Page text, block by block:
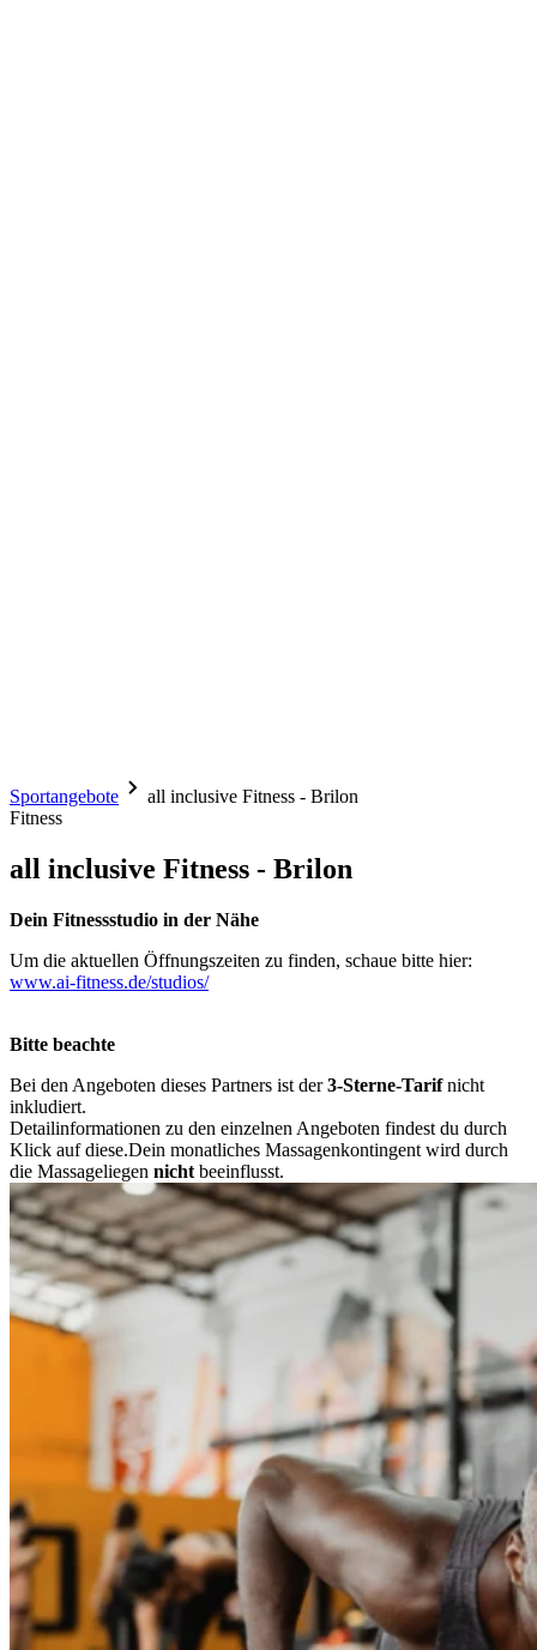
Sportangebote
all inclusive Fitness - Brilon
Fitness
all inclusive Fitness - Brilon
Dein Fitnessstudio in der Nähe
Um die aktuellen Öffnungszeiten zu finden, schaue bitte hier:
www.ai-fitness.de/studios/
Bitte beachte
Bei den Angeboten dieses Partners ist der3-Sterne-Tarifnicht
inkludiert.
Detailinformationen zu den einzelnen Angeboten findest du durch
Klick auf diese.Dein monatliches Massagenkontingent wird durch
die Massageliegen nicht beeinflusst.